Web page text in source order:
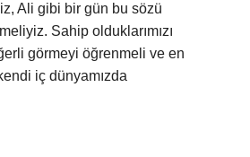
Ali gibi bir gün bu sözü
Sahip olduklarımızı
görmeyi öğrenmeli ve en
iç dünyamızda